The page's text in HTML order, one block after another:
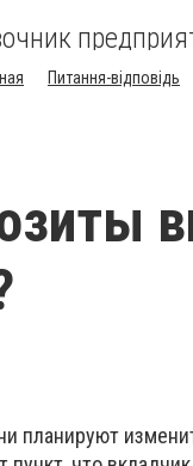
Питання-відповідь
планируют